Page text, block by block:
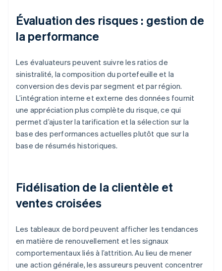
Évaluation des risques : gestion de
la performance
Les évaluateurs peuvent suivre les ratios de
sinistralité, la composition du portefeuille et la
conversion des devis par segment et par région.
L’intégration interne et externe des données fournit
une appréciation plus complète du risque, ce qui
permet d’ajuster la tarification et la sélection sur la
base des performances actuelles plutôt que sur la
base de résumés historiques.
Fidélisation de la clientèle et
ventes croisées
Les tableaux de bord peuvent afficher les tendances
en matière de renouvellement et les signaux
comportementaux liés à l’attrition. Au lieu de mener
une action générale, les assureurs peuvent concentrer